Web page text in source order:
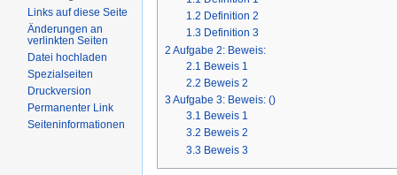
1.2 Definition 2
1.3 Definition 3
2 Aufgabe 2: Beweis:
2.1 Beweis 1
2.2 Beweis 2
3Aufgabe 3: Beweis: ()
3.1 Beweis 1
3.2 Beweis 2
3.3 Beweis 3
Links auf diese Seite
Änderungen an
verlinkten Seiten
Datei hochladen
Spezialseiten
Druckversion
Permanenter Link
Seiteninformationen